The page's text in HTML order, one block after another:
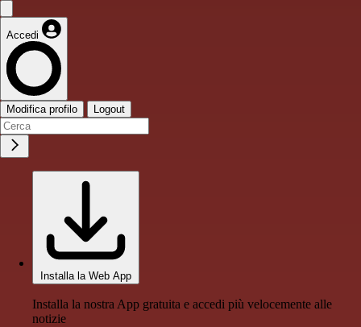
Accedi
Modifica profilo Logout
Installa la Web App
Installa la nostra App gratuita e accedi più velocemente alle
notizie